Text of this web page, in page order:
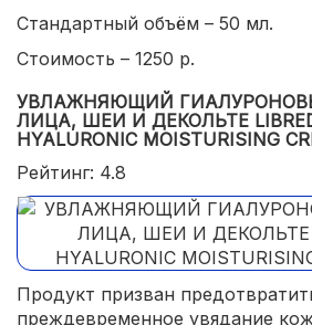
Стандартный объём – 50 мл.
Стоимость – 1250 р.
УВЛАЖНЯЮЩИЙ
ЛИЦА, ШЕИ И ДЕКОЛЬТЕ
HYALURONIC MOISTURISING
Рейтинг: 4.8
Продукт призван
преждевременное увядание